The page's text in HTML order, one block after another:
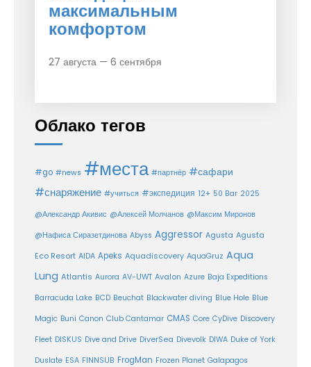
максимальным
комфортом
27 августа — 6 сентября
Облако тегов
#go #news #места #партнёр #сафари
#снаряжение #учиться #экспедиция 12+ 50 Bar 2025
@Александр Акивис @Алексей Молчанов @Максим Миронов
@Нафиса Сиразетдинова Abyss Aggressor Agusta Agusta
Eco Resort AIDA Apeks Aquadiscovery AquaGruz Aqua
Lung Atlantis Aurora AV-UWT Avalon Azure Baja Expeditions
Barracuda Lake BCD Beuchat Blackwater diving Blue Hole Blue
Magic Buni Canon Club Cantamar CMAS Core CyDive Discovery
Fleet DISKUS Dive and Drive DiverSea Divevolk DIWA Duke of York
Duslate ESA FINNSUB FrogMan Frozen Planet Galapagos